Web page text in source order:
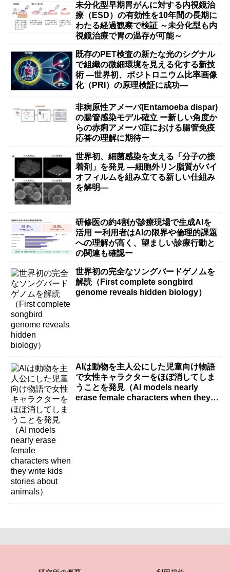
未分化型早期胃がんに対する内視鏡治
療（ESD）の有効性を10年間の長期に
わたる経過観察で検証 ～未分化型も内
視鏡治療で胃の温存が可能～
既存のPET検査の新たな光のシグナル
で組織の微細環境を見える化する新技
術 ―世界初、ポジトロニウム比率画像
化（PRI）の原理検証に成功―
非病原性アメーバ(Entamoeba dispar)
の腸管感染モデル確立 ー新しい角度か
らの赤痢アメーバ症における腸管免疫
応答の理解に期待ー
世界初、細菌感染を支える「分子の接
着剤」を発見 ―細胞外リン脂質がバイ
オフィルムを組み立てる新しい仕組み
を解明―
研修医の約4割が診療現場で生成AIを
活用 ー利用者はAIの限界や倫理的課題
への理解が高く、望ましい診療行動と
の関連も確認ー
世界初の完全なソングバードゲノムを
解読（First complete songbird
genome reveals hidden biology）
AIは動物を主人公にした児童向け物語
で女性キャラクターをほぼ消してしま
うことを発見（AI models nearly
erase female characters when they